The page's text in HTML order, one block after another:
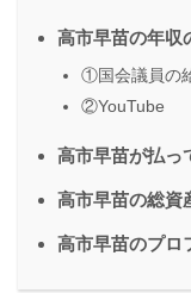
高市早苗の年収
①国会議員の
②YouTube
高市早苗が払っ
高市早苗の総資
高市早苗のプロ